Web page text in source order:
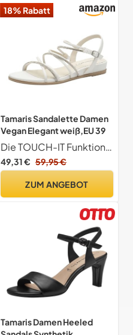
18% Rabatt
Tamaris Sandalette Damen
Vegan Elegant weiß,EU 39
Die TOUCH-IT Funktion ermöglicht optimalen Tragekomfort durch ein weiches und anpassungsfähiges Fußbett.
49,31 € 59,95 €
ZUM ANGEBOT
Tamaris Damen Heeled